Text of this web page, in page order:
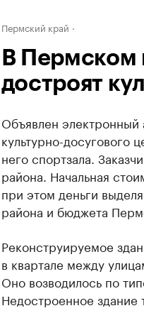
Пермский край
В Пермском
достроят
Объявлен
культурно-досугового
него спортзала.
района. Начальная
при этом деньги
района и бюджета
Реконструируемое
в квартале между
Оно возводилось по
Недостроенное здание